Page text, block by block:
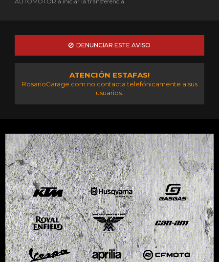
DENUNCIAR ESTE AVISO
ATENCIÓN ESTAFAS!
RosarioGarage.com no contacta telefónicamente a sus
usuarios.